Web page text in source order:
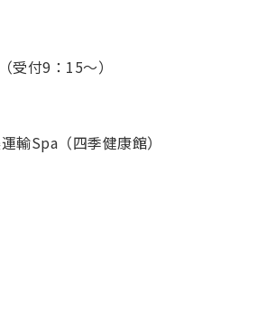
受付9：15～）
輸Spa（四季健康館）